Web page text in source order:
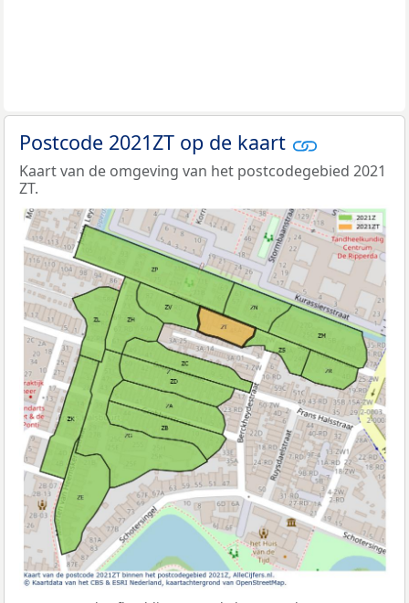
Postcode 2021ZT op de kaart
Kaart van de omgeving van het postcodegebied 2021
ZT.